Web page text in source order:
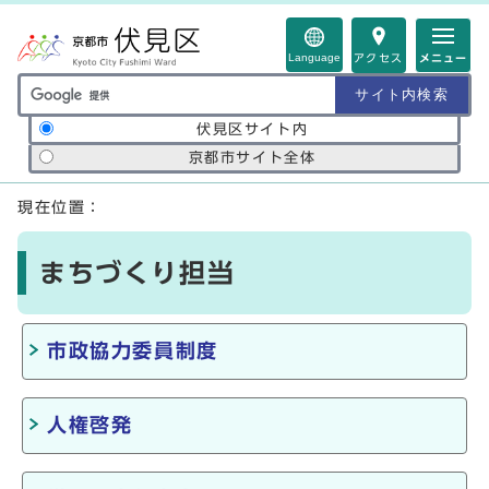
Language アクセス メニュー
サイト内検索の範囲
伏見区サイト内
京都市サイト全体
ここから本文です
現在位置：
まちづくり担当
市政協力委員制度
人権啓発